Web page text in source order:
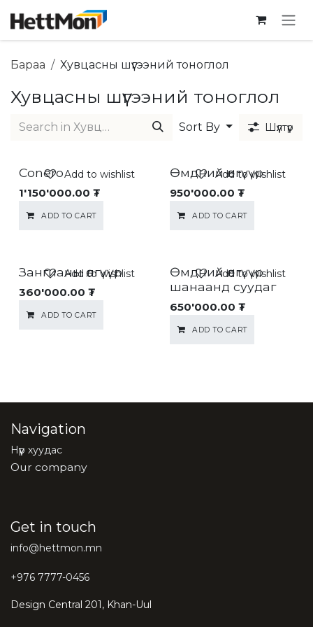
Бараа Хувцасны шүүгээний тоноглол
Хувцасны шүүгээний тоноглол
Sort By Шүүлтүүр
Conero
1'150'000.00 ₮
ADD TO CART
Add to wishlist Өмдний өлгүүр
950'000.00 ₮
ADD TO CART
Add to wishlist
Зангианы өлгүүр
360'000.00 ₮
ADD TO CART
Add to wishlist
Өмдний өлгүүр
шанаанд суудаг
650'000.00 ₮
ADD TO CART
Add to wishlist
Navigation
Нүүр хуудас
Our company
Get in touch
info@hettmon.mn
+976 7777-0456
Design Central 201, Khan-Uul